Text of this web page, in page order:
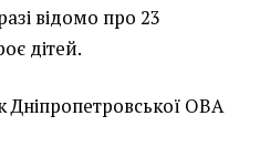
відомо про 23
дітей.
Дніпропетровської ОВА